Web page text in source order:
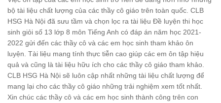
bộ tài liệu chất lượng của các thầy cô giáo trên toàn quốc. CLB
HSG Hà Nội đã sưu tầm và chọn lọc ra tài liệu Đề luyện thi học
sinh giỏi số 13 lớp 8 môn Tiếng Anh có đáp án năm học 2021-
2022 gửi đến các thầy cô và các em học sinh tham khảo ôn
luyện. Tài liệu mang tính thực tiễn cao giúp các em ôn tập hiệu
quả và cũng là tài liệu hữu ích cho các thầy cô giáo tham khảo.
CLB HSG Hà Nội sẽ luôn cập nhất những tài liệu chất lượng để
mang lại cho các thầy cô giáo những trải nghiệm xem tốt nhất.
Xin chúc các thầy cô và các em học sinh thành công trên con